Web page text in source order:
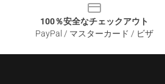
100％安全なチェックアウト
PayPal / マスターカード / ビザ